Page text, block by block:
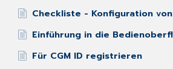
Checkliste - Konfiguration von
Einführung in die
Für CGM ID registrieren